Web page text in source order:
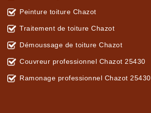
Peinture toiture Chazot
Traitement de toiture Chazot
Démoussage de toiture Chazot
Couvreur professionnel Chazot 25430
Ramonage professionnel Chazot 25430